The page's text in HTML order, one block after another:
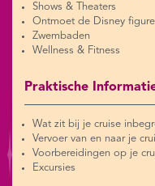
Shows & Theaters
Ontmoet de Disney
Zwembaden
Wellness & Fitness
Praktische
Wat zit bij je cruise
Vervoer van en naar je
Voorbereidingen op je
Excursies